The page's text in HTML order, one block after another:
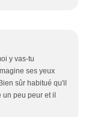
y vas-tu
ses yeux
sûr habitué qu'il
peu peur et il